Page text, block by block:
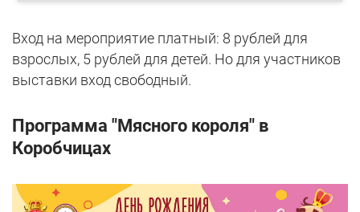
Вход на мероприятие платный: 8 рублей для
взрослых, 5 рублей для детей. Но для участников
выставки вход свободный.
Программа "Мясного короля" в
Коробчицах